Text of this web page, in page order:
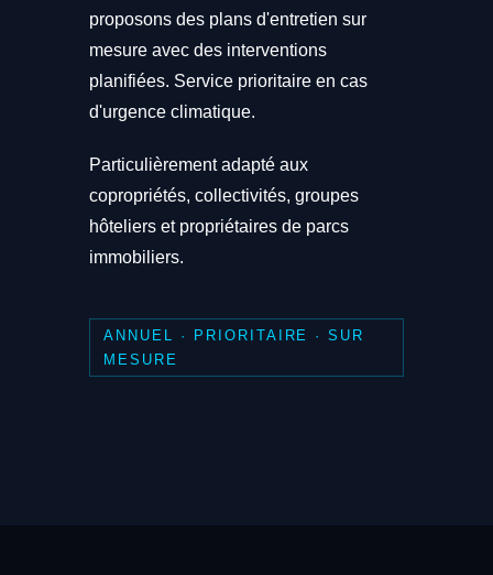
proposons des plans d'entretien sur
mesure avec des interventions
planifiées. Service prioritaire en cas
d'urgence climatique.
Particulièrement adapté aux
copropriétés, collectivités, groupes
hôteliers et propriétaires de parcs
immobiliers.
ANNUEL · PRIORITAIRE · SUR
MESURE